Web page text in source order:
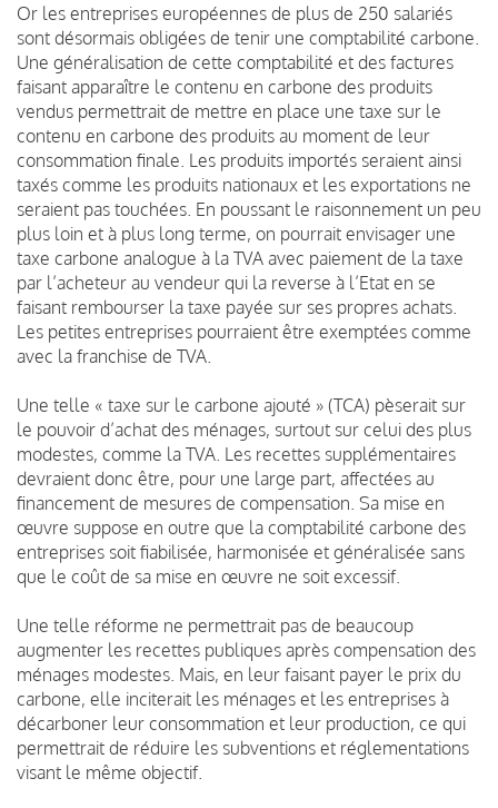
Or les entreprises européennes de plus de 250 salariés
sont désormais obligées de tenir une comptabilité carbone.
Une généralisation de cette comptabilité et des factures
faisant apparaître le contenu en carbone des produits
vendus permettrait de mettre en place une taxe sur le
contenu en carbone des produits au moment de leur
consommation finale. Les produits importés seraient ainsi
taxés comme les produits nationaux et les exportations ne
seraient pas touchées. En poussant le raisonnement un peu
plus loin et à plus long terme, on pourrait envisager une
taxe carbone analogue à la TVA avec paiement de la taxe
par l’acheteur au vendeur qui la reverse à l’Etat en se
faisant rembourser la taxe payée sur ses propres achats.
Les petites entreprises pourraient être exemptées comme
avec la franchise de TVA.
Une telle « taxe sur le carbone ajouté » (TCA) pèserait sur
le pouvoir d’achat des ménages, surtout sur celui des plus
modestes, comme la TVA. Les recettes supplémentaires
devraient donc être, pour une large part, affectées au
financement de mesures de compensation. Sa mise en
œuvre suppose en outre que la comptabilité carbone des
entreprises soit fiabilisée, harmonisée et généralisée sans
que le coût de sa mise en œuvre ne soit excessif.
Une telle réforme ne permettrait pas de beaucoup
augmenter les recettes publiques après compensation des
ménages modestes. Mais, en leur faisant payer le prix du
carbone, elle inciterait les ménages et les entreprises à
décarboner leur consommation et leur production, ce qui
permettrait de réduire les subventions et réglementations
visant le même objectif.